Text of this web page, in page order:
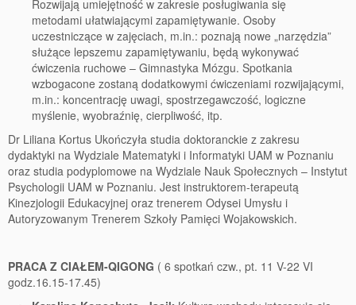
Rozwijają umiejętność w zakresie posługiwania się
metodami ułatwiającymi zapamiętywanie. Osoby
uczestniczące w zajęciach, m.in.: poznają nowe „narzędzia”
służące lepszemu zapamiętywaniu, będą wykonywać
ćwiczenia ruchowe – Gimnastyka Mózgu. Spotkania
wzbogacone zostaną dodatkowymi ćwiczeniami rozwijającymi,
m.in.: koncentrację uwagi, spostrzegawczość, logiczne
myślenie, wyobraźnię, cierpliwość, itp.
Dr Liliana Kortus Ukończyła studia doktoranckie z zakresu
dydaktyki na Wydziale Matematyki i Informatyki UAM w Poznaniu
oraz studia podyplomowe na Wydziale Nauk Społecznych – Instytut
Psychologii UAM w Poznaniu. Jest instruktorem-terapeutą
Kinezjologii Edukacyjnej oraz trenerem Odysei Umysłu i
Autoryzowanym Trenerem Szkoły Pamięci Wojakowskich.
PRACA Z CIAŁEM-QIGONG ( 6 spotkań czw., pt. 11 V-22 VI
godz.16.15-17.45)